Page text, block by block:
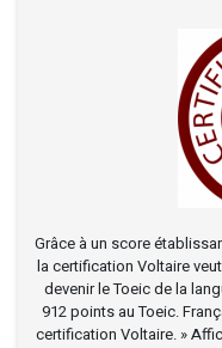
Grâce à un score
la certification Voltaire
devenir le Toeic de la
912 points au Toeic.
certification Voltaire. »